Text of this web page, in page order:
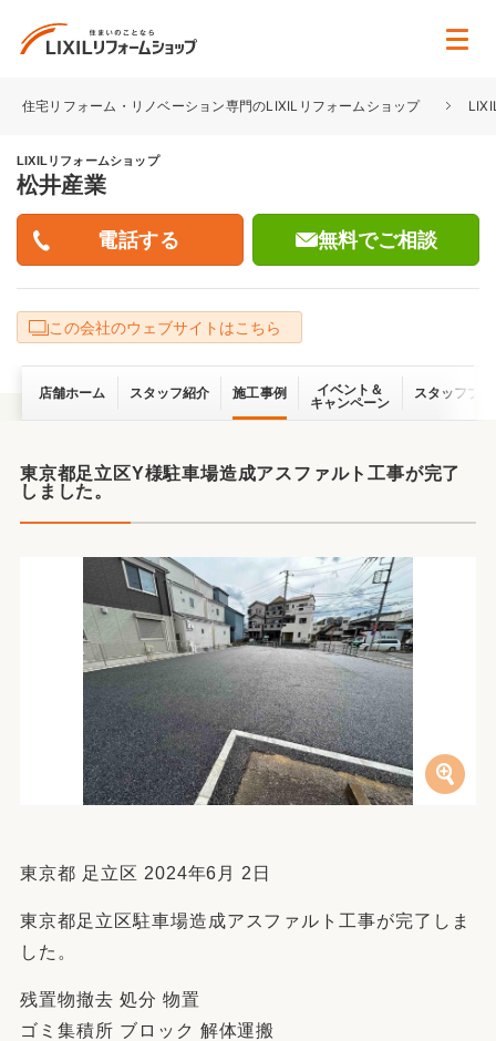
住宅リフォーム・リノベーション専門のLIXILリフォームショップ
LIXILリフォームショップ
松井産業
無料でご相談
この会社のウェブサイトはこちら
店舗ホーム スタッフ紹介 施工事例
イベント＆
キャンペーン
スタッフブ
東京都足立区Y様駐車場造成アスファルト工事が完了
しました。
東京都 足立区 2024年6月 2日
東京都足立区駐車場造成アスファルト工事が完了しま
した。
残置物撤去 処分 物置
ゴミ集積所 ブロック 解体運搬